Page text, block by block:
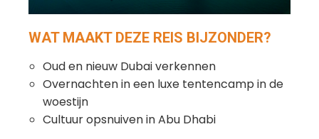
WAT MAAKT DEZE REIS BIJZONDER?
Oud en nieuw Dubai verkennen
Overnachten in een luxe tentencamp in de
woestijn
Cultuur opsnuiven in Abu Dhabi